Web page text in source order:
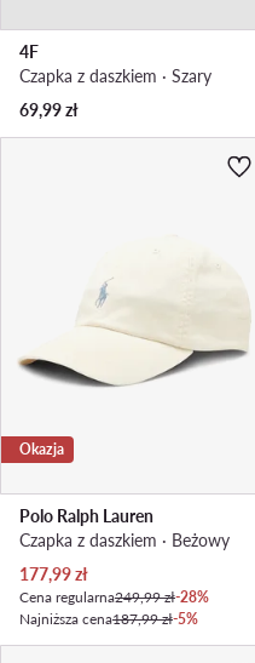
4F
Czapka z daszkiem · Szary
69,99zł
Okazja
Polo Ralph Lauren
Czapka z daszkiem · Beżowy
Aktualna cena
177,99zł
Cena regularna249,99 zł-28%
Najniższa cena187,99 zł-5%